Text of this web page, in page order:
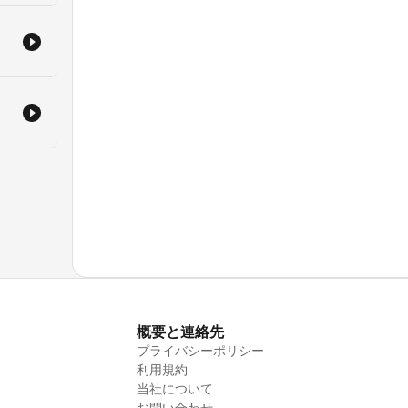
概要と連絡先
プライバシーポリシー
利用規約
当社について